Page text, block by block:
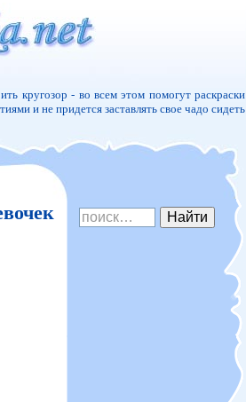
кругозор - во всем этом помогут раскраски
и не придется заставлять свое чадо сидеть